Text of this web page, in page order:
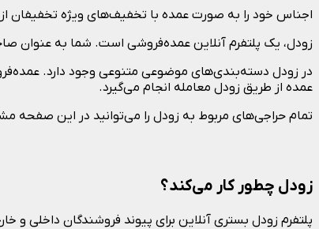
اجناس خود را به صورت عمده با تخفیف‌های ویژه تخفیفان از
زودل، یک پلتفرم آنلاین عمده‌فروشی است. شما به عنوان
در زودل دسته‌بندی‌های موضوعی متنوعی وجود دارد.
عمده از طریق زودل معامله انجام می‌گیرد.
تمام حراجی‌های مربوط به زودل را می‌توانید در این صفحه
زودل چطور کار می‌کند؟
پلتفرم زودل بستری آنلاین برای پیوند فروشندگان داخلی